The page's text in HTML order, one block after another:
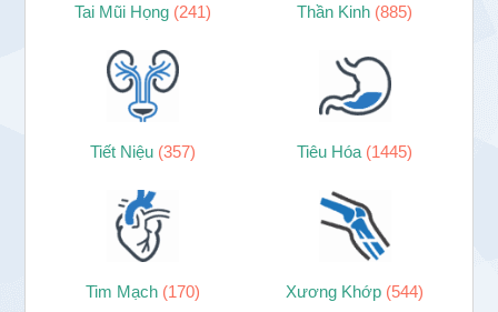
Tai Mũi Họng (241) Thần Kinh (885)
Tiết Niệu (357) Tiêu Hóa (1445)
Tim Mạch (170) Xương Khớp (544)